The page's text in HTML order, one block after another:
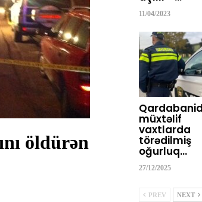
öldürən
11/04/2023
müxtəlif
vaxtlarda
törədilmiş
oğurluq…
27/12/2025
PREV NEXT